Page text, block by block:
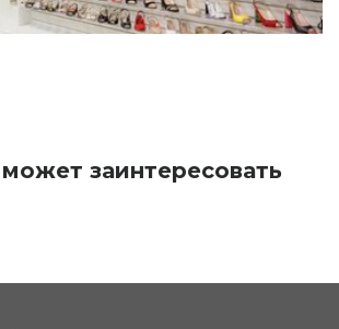
заинтересовать